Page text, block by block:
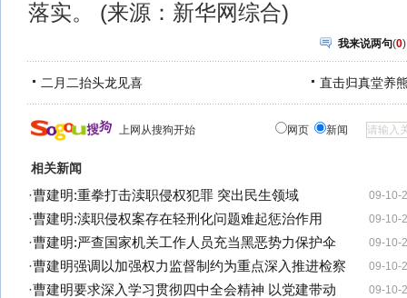
落实。 (来源：新华网综合)
我来说两句(0)
二月二抬头龙见喜 直击归真堂养
上网从搜狗开始 网页 新闻
相关新闻
09-10-
·曹建明:重拳打击渎职侵权犯罪 突出民生领域
09-10-
·曹建明:渎职侵权案存在轻刑化问题难起惩治作用
09-10-
·曹建明:严查国家机关工作人员充当黑恶势力保护伞
09-10-
·曹建明强调以加强权力监督制约为重点深入推进检察
09-10-
·曹建明要求深入学习贯彻四中全会精神 以党建带动